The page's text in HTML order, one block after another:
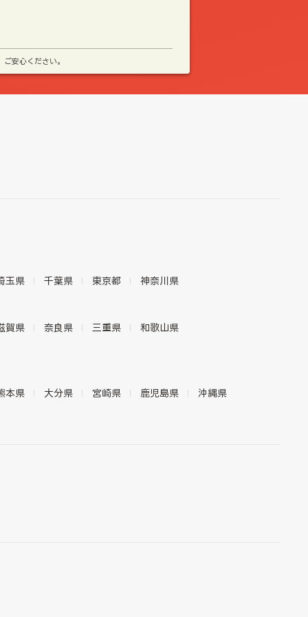
安心ください。
玉県 千葉県 東京都 神奈川県
賀県 奈良県 三重県 和歌山県
本県 大分県 宮崎県 鹿児島県 沖縄県